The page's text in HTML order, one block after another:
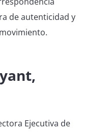
de autenticidad y
Ejecutiva de